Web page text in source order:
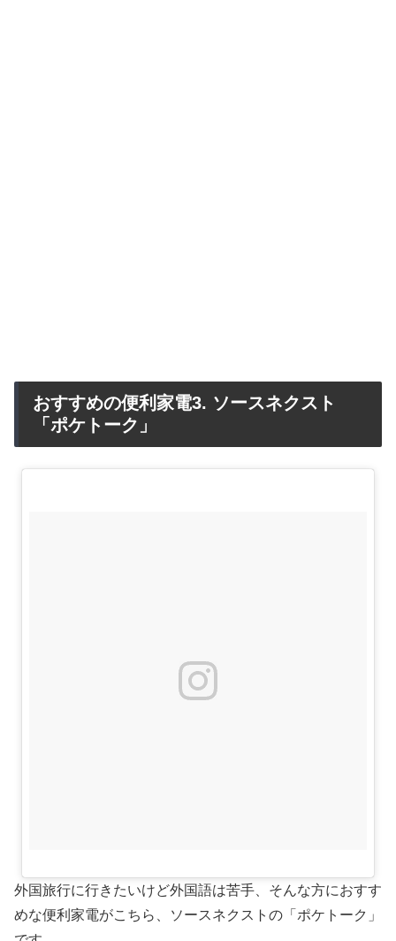
おすすめの便利家電3. ソースネクスト
「ポケトーク」
外国旅行に行きたいけど外国語は苦手、そんな方におすす
めな便利家電がこちら、ソースネクストの「ポケトーク」